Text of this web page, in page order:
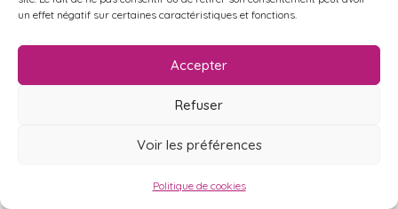
un effet négatif sur certaines caractéristiques et fonctions.
Accepter
Refuser
Voir les préférences
Politique de cookies
politique dont N. Maduro n’héritera pas. La mort de
Chávez en 2013 coïncide avec la crise. Son successeur
désigné est élu avec une faible marge. Il va être
immédiatement confronté aux conséquences de
l’opposition, aidée par l’administration Trump, va